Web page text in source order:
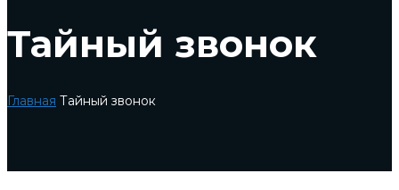
Тайный звонок
Главная Тайный звонок